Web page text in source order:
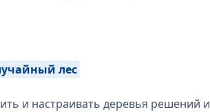
лес
и настраивать деревья решений